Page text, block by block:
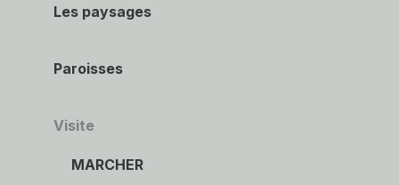
Les paysages
Paroisses
Visite
MARCHER